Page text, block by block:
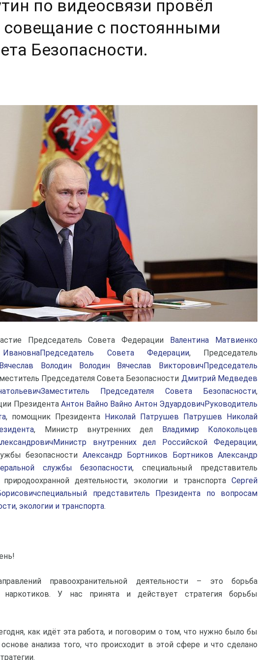
по видеосвязи провёл
совещание с постоянными
Безопасности.
Председатель Совета Федерации
Валентина Матвиенко
Совета Федерации, Председатель
Вячеслав Володин Володин Вячеслав ВикторовичПредседатель
Председателя Совета Безопасности Дмитрий Медведев
Председателя Совета Безопасности,
ПрезидентаАнтон Вайно Вайно Антон ЭдуардовичРуководитель
, помощник Президента
Николай Патрушев Патрушев Николай
, Министр внутренних дел
Владимир Колокольцев
внутренних дел Российской Федерации,
безопасности Александр Бортников Бортников Александр
службы безопасности, специальный представитель
деятельности, экологии и транспорта Сергей
представитель Президента по вопросам
экологии и транспорта.
правоохранительной деятельности – это борьба
У нас принята и действует стратегия борьбы
как идёт эта работа, и поговорим о том, что нужно было бы
анализа того, что происходит в этой сфере и что сделано